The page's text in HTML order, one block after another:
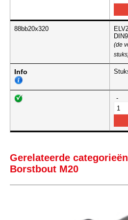
88bb20x320
(de
Info
-
Gerelateerde
Borstbout M20